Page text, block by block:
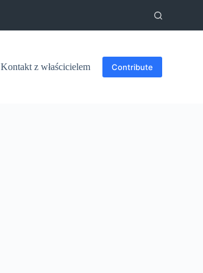
Kontakt z właścicielem Contribute